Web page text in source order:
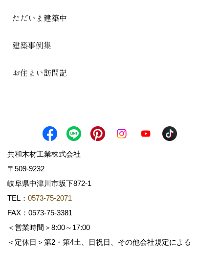
ただいま建築中
建築事例集
お住まい訪問記
共和木材工業株式会社
〒509-9232
岐阜県中津川市坂下872‐1
TEL： 0573-75-2071
FAX：0573-75-3381
＜営業時間＞8:00～17:00
＜定休日＞第2・第4土、日祝日、その他会社規定による